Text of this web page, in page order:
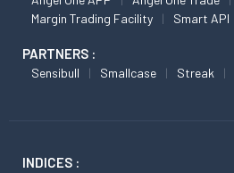
Margin Trading Facility
Smart API
PARTNERS :
Sensibull Smallcase Streak
INDICES :